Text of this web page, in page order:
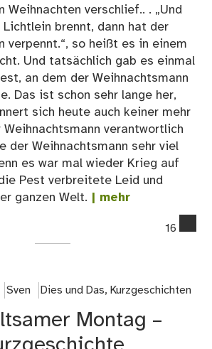
Weihnachten verschlief.. . „Und
brennt, dann hat der
verpennt.“, so heißt es in einem
Und tatsächlich gab es einmal
an dem der Weihnachtsmann
Das ist schon sehr lange her,
sich heute auch keiner mehr
Weihnachtsmann verantwortlich
der Weihnachtsmann sehr viel
es war mal wieder Krieg auf
Pest verbreitete Leid und
ganzen Welt. | mehr
16
Sven Dies und Das, Kurzgeschichten
Montag –